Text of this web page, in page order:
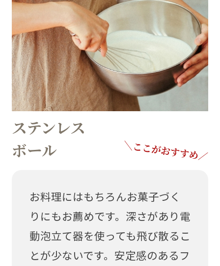
ステンレス
ボール
お料理にはもちろんお菓子づく
りにもお薦めです。深さがあり電
動泡立て器を使っても飛び散るこ
とが少ないです。安定感のあるフ